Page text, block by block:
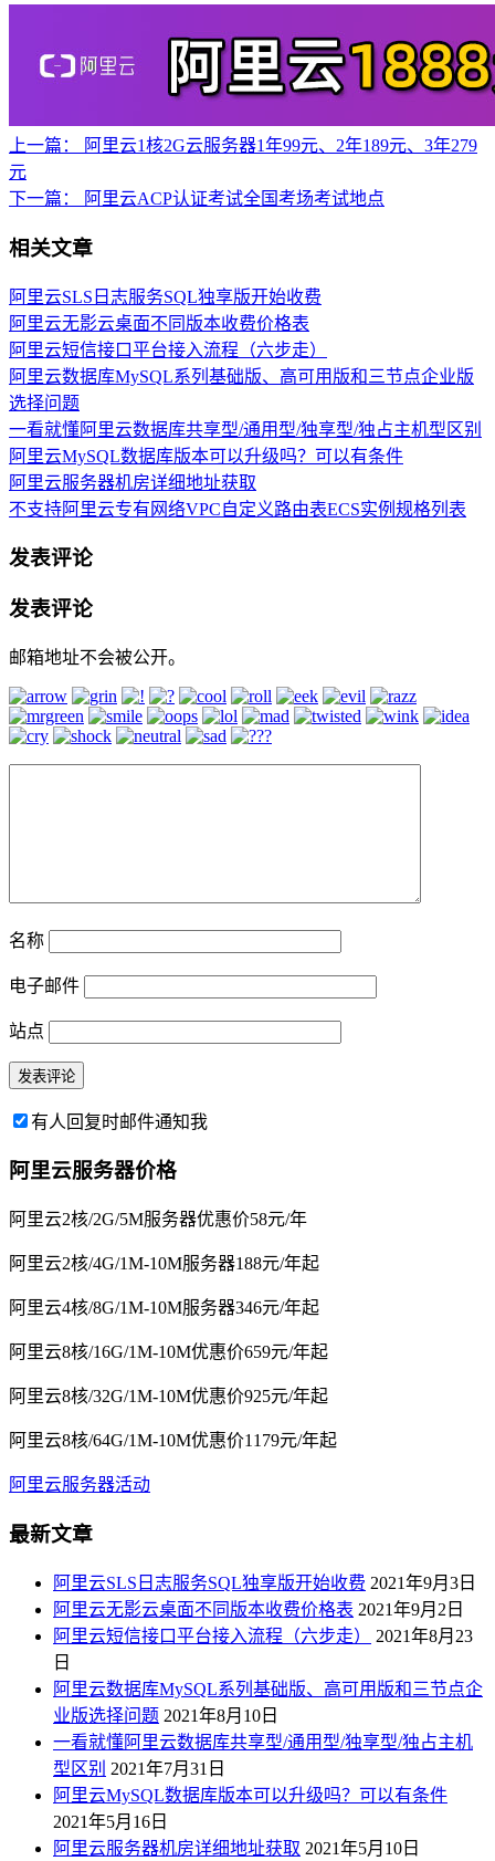
上一篇：
阿里云1核2G云服务器1年99元、2年189元、3年279
元
下一篇：
阿里云ACP认证考试全国考场考试地点
相关文章
阿里云SLS日志服务SQL独享版开始收费
阿里云无影云桌面不同版本收费价格表
阿里云短信接口平台接入流程（六步走）
阿里云数据库MySQL系列基础版、高可用版和三节点企业版
选择问题
一看就懂阿里云数据库共享型/通用型/独享型/独占主机型区别
阿里云MySQL数据库版本可以升级吗？可以有条件
阿里云服务器机房详细地址获取
不支持阿里云专有网络VPC自定义路由表ECS实例规格列表
发表评论
发表评论
邮箱地址不会被公开。
名称
电子邮件
站点
有人回复时邮件通知我
阿里云服务器价格
阿里云2核/2G/5M服务器优惠价58元/年
阿里云2核/4G/1M-10M服务器188元/年起
阿里云4核/8G/1M-10M服务器346元/年起
阿里云8核/16G/1M-10M优惠价659元/年起
阿里云8核/32G/1M-10M优惠价925元/年起
阿里云8核/64G/1M-10M优惠价1179元/年起
阿里云服务器活动
最新文章
阿里云SLS日志服务SQL独享版开始收费 2021年9月3日
阿里云无影云桌面不同版本收费价格表 2021年9月2日
阿里云短信接口平台接入流程（六步走）
2021年8月23
日
阿里云数据库MySQL系列基础版、高可用版和三节点企
业版选择问题 2021年8月10日
一看就懂阿里云数据库共享型/通用型/独享型/独占主机
型区别 2021年7月31日
阿里云MySQL数据库版本可以升级吗？可以有条件
2021年5月16日
阿里云服务器机房详细地址获取 2021年5月10日